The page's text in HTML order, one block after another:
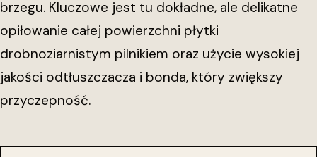
brzegu. Kluczowe jest tu dokładne, ale delikatne
opiłowanie całej powierzchni płytki
drobnoziarnistym pilnikiem oraz użycie wysokiej
jakości odtłuszczacza i bonda, który zwiększy
przyczepność.